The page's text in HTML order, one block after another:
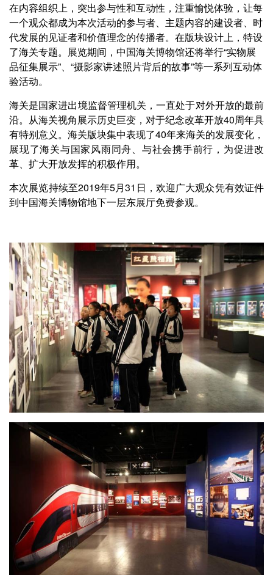
在内容组织上，突出参与性和互动性，注重愉悦体验，让每
一个观众都成为本次活动的参与者、主题内容的建设者、时
代发展的见证者和价值理念的传播者。 在版块设计上，特设
了海关专题。 展览期间，中国海关博物馆还将举行“实物展
品征集展示”、“摄影家讲述照片背后的故事”等一系列互动体
验活动。
海关是国家进出境监督管理机关，一直处于对外开放的最前
沿。从海关视角展示历史巨变，对于纪念改革开放40周年具
有特别意义。海关版块集中表现了40年来海关的发展变化，
展现了海关与国家风雨同舟、与社会携手前行，为促进改
革、扩大开放发挥的积极作用。
本次展览持续至2019年5月31日，欢迎广大观众凭有效证件
到中国海关博物馆地下一层东展厅免费参观。